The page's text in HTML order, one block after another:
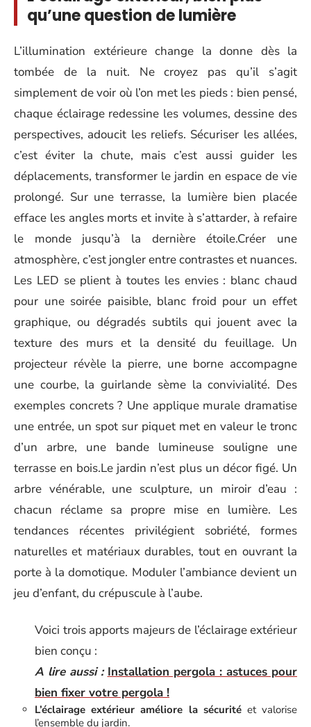
qu’une question de lumière
L’illumination extérieure change la donne dès la
tombée de la nuit. Ne croyez pas qu’il s’agit
simplement de voir où l’on met les pieds : bien pensé,
chaque éclairage redessine les volumes, dessine des
perspectives, adoucit les reliefs. Sécuriser les allées,
c’est éviter la chute, mais c’est aussi guider les
déplacements, transformer le jardin en espace de vie
prolongé. Sur une terrasse, la lumière bien placée
efface les angles morts et invite à s’attarder, à refaire
le monde jusqu’à la dernière étoile.Créer une
atmosphère, c’est jongler entre contrastes et nuances.
Les LED se plient à toutes les envies : blanc chaud
pour une soirée paisible, blanc froid pour un effet
graphique, ou dégradés subtils qui jouent avec la
texture des murs et la densité du feuillage. Un
projecteur révèle la pierre, une borne accompagne
une courbe, la guirlande sème la convivialité. Des
exemples concrets ? Une applique murale dramatise
une entrée, un spot sur piquet met en valeur le tronc
d’un arbre, une bande lumineuse souligne une
terrasse en bois.Le jardin n’est plus un décor figé. Un
arbre vénérable, une sculpture, un miroir d’eau :
chacun réclame sa propre mise en lumière. Les
tendances récentes privilégient sobriété, formes
naturelles et matériaux durables, tout en ouvrant la
porte à la domotique. Moduler l’ambiance devient un
jeu d’enfant, du crépuscule à l’aube.
Voici trois apports majeurs de l’éclairage extérieur
bien conçu :
A lire aussi : Installation pergola : astuces pour
bien fixer votre pergola !
L’éclairage extérieur améliore la sécuritéet valorise
l’ensemble du jardin.